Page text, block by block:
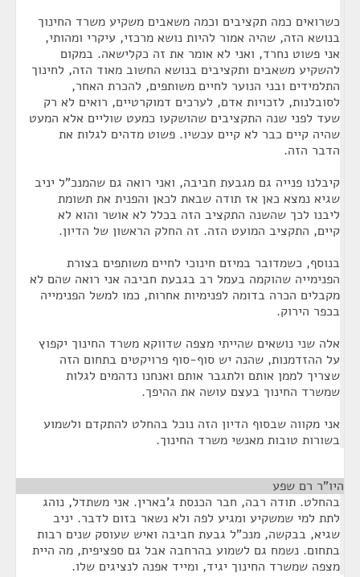
כשרואים כמה תקציבים וכמה משאבים משקיע משרד החינוך
בנושא הזה, שהיה אמור להיות נושא מרכזי, עיקרי ומהותי,
אני פשוט נחרד, ואני לא אומר את זה כקלישאה. במקום
להשקיע משאבים ותקציבים בנושא החשוב מאוד הזה, לחינוך
התלמידים ובני הנוער לחיים משותפים, להכרת האחר,
לסובלנות, לזכויות אדם, לערכים דמוקרטיים, רואים לא רק
שעד לפני שנה התקציבים שהושקעו כמעט שוליים אלא המעט
שהיה קיים כבר לא קיים עכשיו. פשוט מדהים לגלות את
הדבר הזה.
קיבלנו פנייה גם מגבעת חביבה, ואני רואה גם שהמנכ"ל יניב
שגיא נמצא כאן אז תודה שבאת לכאן והפנית את תשומת
ליבנו לכך שהשנה התקציב הזה בכלל לא אושר והוא לא
קיים, התקציב המועט הזה. זה החלק הראשון של הדיון.
בנוסף, כשמדובר במיזם חינוכי לחיים משותפים בצורת
הפנימייה שהוקמה בעמל רב בגבעת חביבה אני רואה שהם לא
מקבלים הכרה בדומה לפנימיות אחרות, כמו למשל הפנימייה
בכפר הירוק.
אלה שני נושאים שהייתי מצפה שדווקא משרד החינוך יקפוץ
על ההזדמנות, שהנה יש סוף-סוף פרויקטים בתחום הזה
שצריך לממן אותם ולתגבר אותם ואנחנו נדהמים לגלות
שמשרד החינוך בעצם עושה את ההיפך.
אני מקווה שבסוף הדיון הזה נוכל בהחלט להתקדם ולשמוע
בשורות טובות מאנשי משרד החינוך.
היו"ר רם שפע
בהחלט. תודה רבה, חבר הכנסת ג'בארין. אני משתדל, נוהג
לתת למי שמשקיע ומגיע לפה ולא נשאר בזום לדבר. יניב
שגיא, בבקשה, מנכ"ל גבעת חביבה ואיש שעוסק שנים רבות
בתחום. נשמח גם לשמוע בהרחבה אבל גם ספציפית, מה היית
מצפה שמשרד החינוך יגיד, ומייד אפנה לנציגים שלו.